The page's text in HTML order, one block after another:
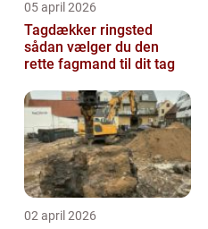
05 april 2026
Tagdækker ringsted
sådan vælger du den
rette fagmand til dit tag
02 april 2026